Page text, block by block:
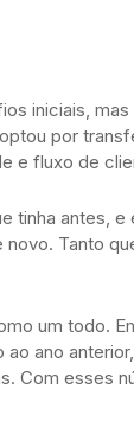
iniciais,
por
e fluxo de
tinha antes,
Tanto
um todo.
ano
Com esses